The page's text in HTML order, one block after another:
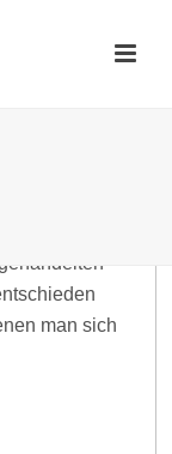
SC zum
man sich